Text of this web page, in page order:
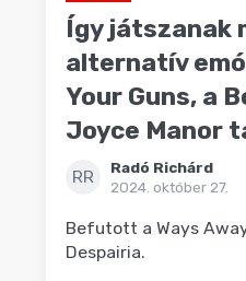
Így játszanak
alternatív
Your Guns, a
Joyce Manor
RR
Radó Richárd
2024. október 27.
Befutott a Ways
Despairia.